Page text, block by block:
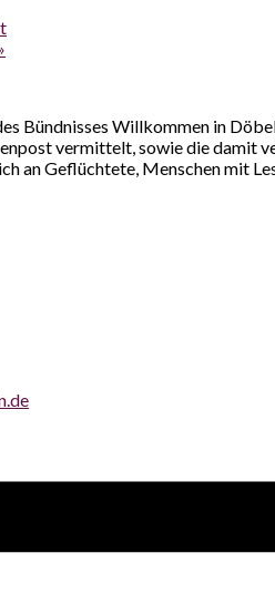
Bündnisses Willkommen in
vermittelt, sowie die damit
an Geflüchtete, Menschen mit